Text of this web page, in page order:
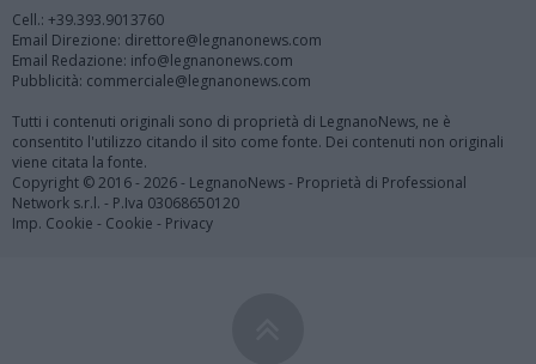
Cell.: +39.393.9013760
Email Direzione: direttore@legnanonews.com
Email Redazione: info@legnanonews.com
Pubblicità: commerciale@legnanonews.com
Tutti i contenuti originali sono di proprietà di LegnanoNews, ne è
consentito l'utilizzo citando il sito come fonte. Dei contenuti non originali
viene citata la fonte.
Copyright © 2016 - 2026 - LegnanoNews - Proprietà di Professional
Network s.r.l. - P.Iva 03068650120
Imp. Cookie - Cookie - Privacy